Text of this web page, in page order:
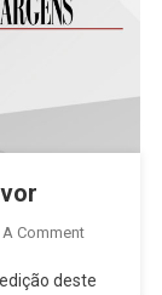
A CommentOn
deste